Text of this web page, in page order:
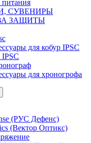
СУВЕНИРЫ
ЗАЩИТЫ
для кобур IPSC
для хроногрофа
(РУС Дефенс)
(Вектор Оптикc)